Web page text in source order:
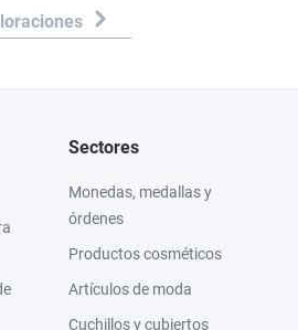
Sectores
Monedas, medallas y
órdenes
Productos cosméticos
Artículos de moda
Cuchillos y cubiertos